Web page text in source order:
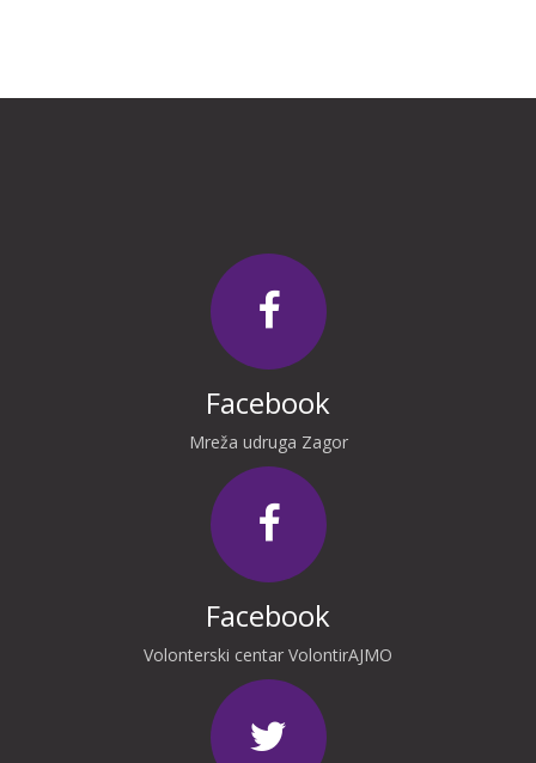
Facebook
Mreža udruga Zagor
Facebook
Volonterski centar VolontirAJMO